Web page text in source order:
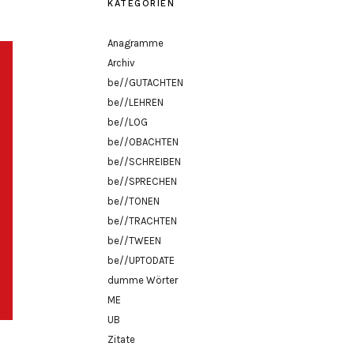
KATEGORIEN
Anagramme
Archiv
be//GUTACHTEN
be//LEHREN
be//LOG
be//OBACHTEN
be//SCHREIBEN
be//SPRECHEN
be//TONEN
be//TRACHTEN
be//TWEEN
be//UPTODATE
dumme Wörter
ME
UB
Zitate